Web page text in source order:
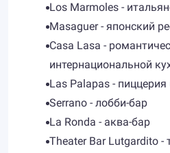
Los Marmoles -
Masaguer - японский
Casa Lasa -
интернациональной
Las Palapas - пиццерия
Serrano - лобби-бар
La Ronda - аква-бар
Theater Bar Lutgardito -